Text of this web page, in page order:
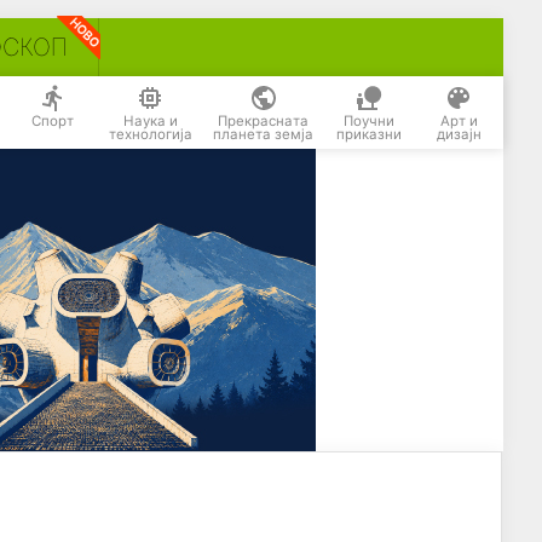
Спорт Наука и
технологија
Прекрасната
планета земја
Поучни
приказни
Арт и
дизајн